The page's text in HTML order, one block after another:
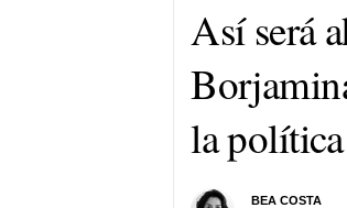
Así será
la
BEA COSTA